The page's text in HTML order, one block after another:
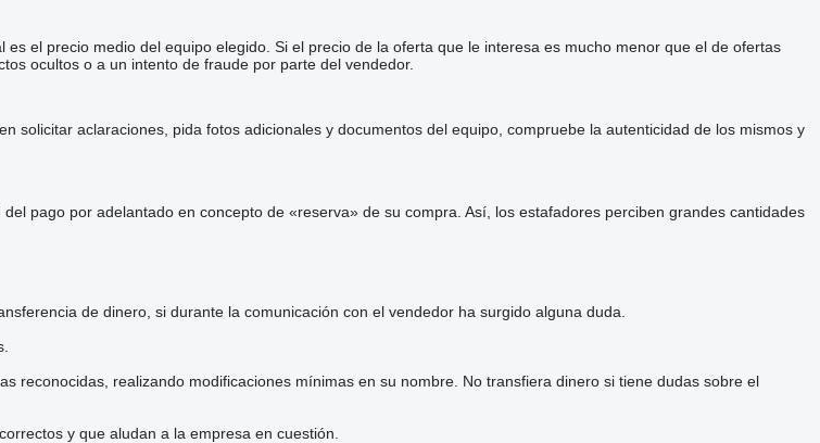
el precio medio del equipo elegido. Si el precio de la oferta que le interesa es mucho menor que el de ofertas
ocultos o a un intento de fraude por parte del vendedor.
solicitar aclaraciones, pida fotos adicionales y documentos del equipo, compruebe la autenticidad de los mismos y
pago por adelantado en concepto de «reserva» de su compra. Así, los estafadores perciben grandes cantidades
de dinero, si durante la comunicación con el vendedor ha surgido alguna duda.
reconocidas, realizando modificaciones mínimas en su nombre. No transfiera dinero si tiene dudas sobre el
y que aludan a la empresa en cuestión.